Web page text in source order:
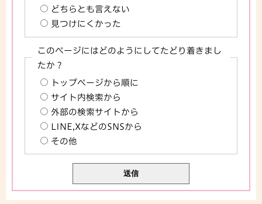
どちらとも言えない
見つけにくかった
このページにはどのようにしてたどり着きまし
たか？
トップページから順に
サイト内検索から
外部の検索サイトから
LINE,XなどのSNSから
その他